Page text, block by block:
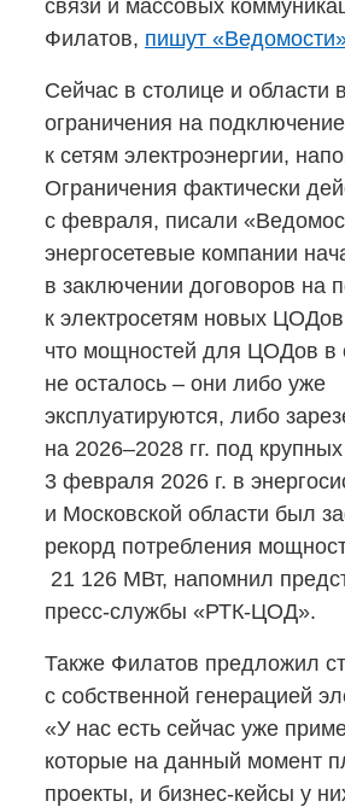
связи и массовых
Филатов, пишут
Сейчас в столице и области
ограничения на
к сетям электроэнергии,
Ограничения фактически
с февраля, писали
энергосетевые компании
в заключении договоров на
к электросетям новых ЦОДов
что мощностей для ЦОДов в
не осталось – они либо уже
эксплуатируются, либо
на 2026–2028 гг. под
3 февраля 2026 г. в
и Московской области был
рекорд потребления
21 126 МВт, напомнил
пресс-службы «РТК-ЦОД».
Также Филатов предложил
с собственной генерацией
«У нас есть сейчас уже
которые на данный момент
проекты, и бизнес-кейсы у